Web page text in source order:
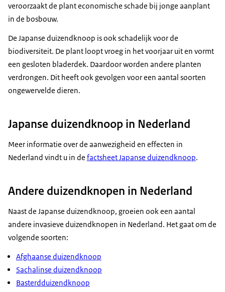
veroorzaakt de plant economische schade bij jonge aanplant
in de bosbouw.
De Japanse duizendknoop is ook schadelijk voor de
biodiversiteit. De plant loopt vroeg in het voorjaar uit en vormt
een gesloten bladerdek. Daardoor worden andere planten
verdrongen. Dit heeft ook gevolgen voor een aantal soorten
ongewervelde dieren.
Japanse duizendknoop in Nederland
Meer informatie over de aanwezigheid en effecten in
Nederland vindt u in de factsheet Japanse duizendknoop.
Andere duizendknopen in Nederland
Naast de Japanse duizendknoop, groeien ook een aantal
andere invasieve duizendknopen in Nederland. Het gaat om de
volgende soorten:
Afghaanse duizendknoop
Sachalinse duizendknoop
Basterdduizendknoop